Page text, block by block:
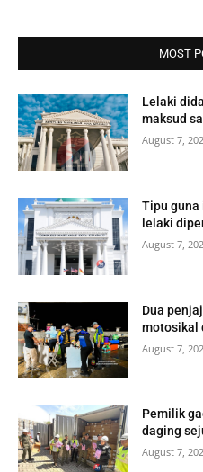
MOST
Lelaki
maksud
August 7,
Tipu guna
lelaki
August 7,
Dua
motosikal
August 7,
Pemilik
daging
August 7,